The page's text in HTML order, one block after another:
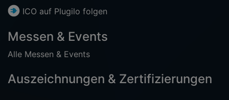
ICO auf Plugilo folgen
Messen & Events
Alle Messen & Events
Auszeichnungen & Zertifizierungen